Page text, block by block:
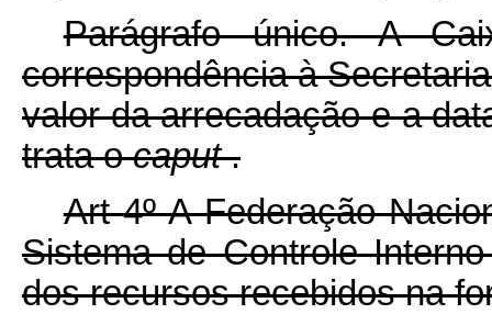
Parágrafo único. A
correspondência à
valor da arrecadação e a
trata ocaput.
Art4º A Federação
Sistema de Controle
dos recursos recebidos na